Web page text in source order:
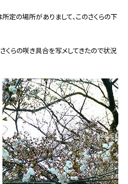
定の場所がありまして、このさくらの下
くらの咲き具合を写メしてきたので状況